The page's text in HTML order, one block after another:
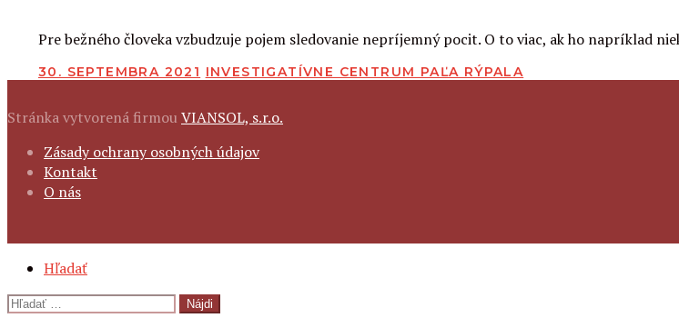
Pre bežného človeka vzbudzuje pojem sledovanie nepríjemný pocit. O to viac, ak ho napríklad
PUBLIKOVANÉ
30. SEPTEMBRA 2021 INVESTIGATÍVNE CENTRUM PAĽA RÝPALA
Stránka vytvorená firmou VIANSOL, s.r.o.
FOOTER
NAVIGATION
Zásady ochrany osobných údajov
Kontakt
O nás
SECONDARY
Hľadať
Hľadať: